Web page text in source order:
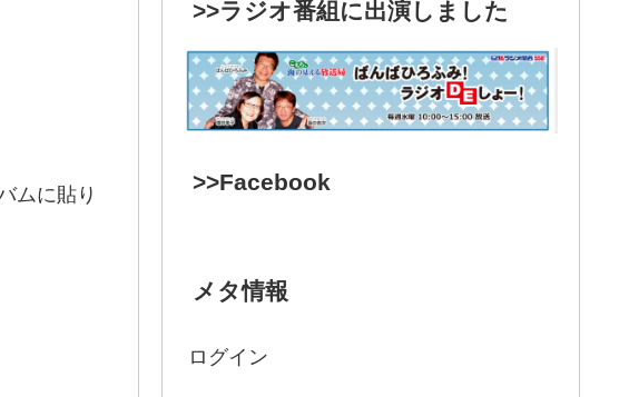
ムに貼り
>>ラジオ番組に出演しました
>>Facebook
メタ情報
ログイン